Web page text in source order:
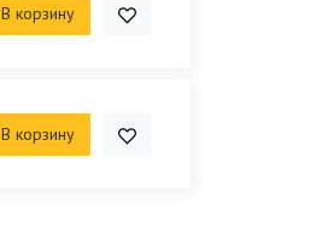
В корзину
В корзину